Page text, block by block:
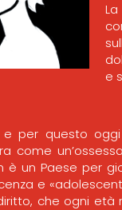
e
per questo
come
è un Paese per
e
che ogni età